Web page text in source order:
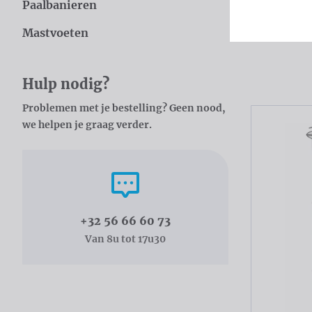
Paalbanieren
Mastvoeten
Hulp nodig?
Problemen met je bestelling? Geen nood,
we helpen je graag verder.
Bel ons
+32 56 66 60 73
Van 8u tot 17u30